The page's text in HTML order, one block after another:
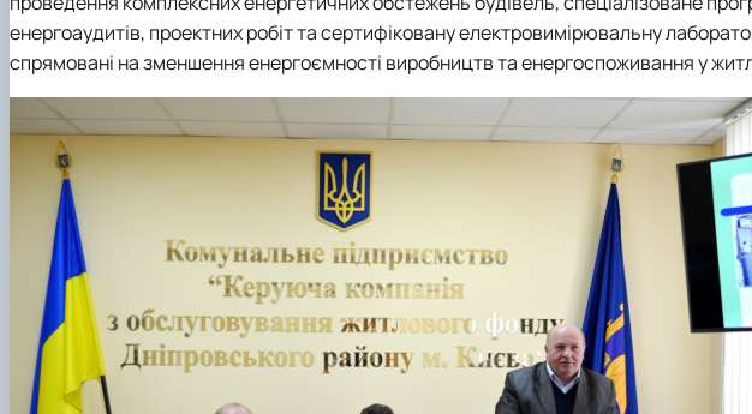
енергоаудитів, проектних робіт та сертифіковану електровимірювальну
спрямовані на зменшення енергоємності виробництв та енергоспоживання у